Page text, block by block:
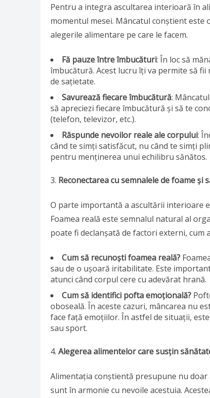
Pentru a integra ascultarea interioară în
momentul mesei. Mâncatul conștient este
alegerile alimentare pe care le facem.
Fă pauze între îmbucături: În loc să
îmbucătură. Acest lucru îți va permite să
de sațietate.
Savurează fiecare îmbucătură:
să apreciezi fiecare îmbucătură și să te
(telefon, televizor, etc.).
Răspunde nevoilor reale ale corpului:
când te simți satisfăcut, nu când te simți
pentru menținerea unui echilibru sănătos.
Reconectarea cu semnalele de foame și
O parte importantă a ascultării interioare
Foamea reală este semnalul natural al
poate fi declanșată de factori externi, cum
Cum să recunoști foamea reală?
sau de o ușoară iritabilitate. Este
atunci când corpul cere cu adevărat hrană.
Cum să identifici pofta emoțională?
oboseală. În aceste cazuri, mâncarea nu
face față emoțiilor. În astfel de situații,
sau sport.
Alegerea alimentelor care susțin
Alimentația conștientă presupune nu
sunt în armonie cu nevoile acestuia.